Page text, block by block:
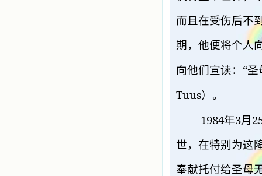
而且在受伤后不
期，他便将个人
向他们宣读： “圣
Tuus）。
1984年3月
世，在特别为这
奉献托付给圣母